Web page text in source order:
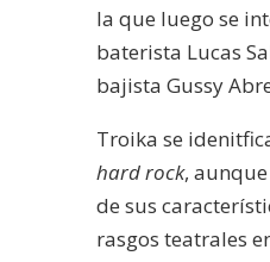
la que luego se
baterista Lucas
bajista Gussy
Troika se
hard rock,
de sus
rasgos teatrales